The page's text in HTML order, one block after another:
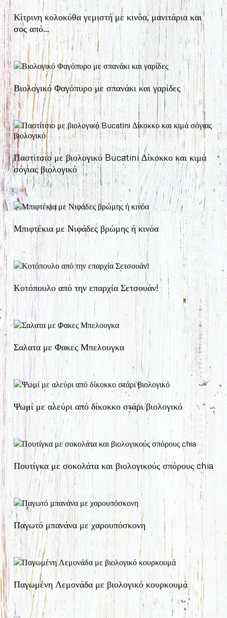
Κίτρινη κολοκύθα γεμιστή με κινόα, μανιτάρια και
σος από…
Βιολογικό Φαγόπυρο με σπανάκι και γαρίδες
Παστίτσιο με βιολογικό Bucatini Δίκοκκο και κιμά
σόγιας βιολογικό
Μπιφτέκια με Νιφάδες βρώμης ή κινόα
Κοτόπουλο από την επαρχία Σετσουάν!
Σαλατα με Φακες Μπελουγκα
Ψωμί με αλεύρι από δίκοκκο στάρι βιολογικό
Πουτίγκα με σοκολάτα και βιολογικούς σπόρους chia
Παγωτό μπανάνα με χαρουπόσκονη
Παγωμένη Λεμονάδα με βιολογικό κουρκουμά